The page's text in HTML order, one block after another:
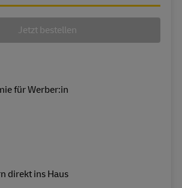
Jetzt bestellen
für Werber:in
direkt ins Haus